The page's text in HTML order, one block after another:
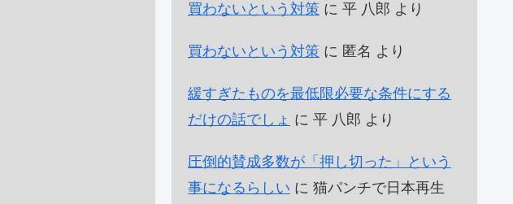
買わないという対策 に 平 八郎 より
買わないという対策 に 匿名 より
緩すぎたものを最低限必要な条件にする
だけの話でしょ に 平 八郎 より
圧倒的賛成多数が「押し切った」という
事になるらしい に 猫パンチで日本再生